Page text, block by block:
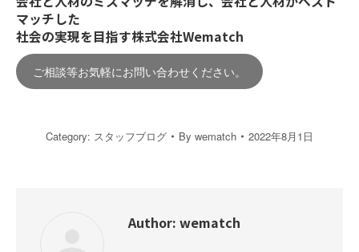
マッチした
社会の実現を目指す株式会社Wematch
ご相談等お気軽にお問い合わせください。
Category: スタッフブログ By wematch 2022年8月1日
Author: wematch